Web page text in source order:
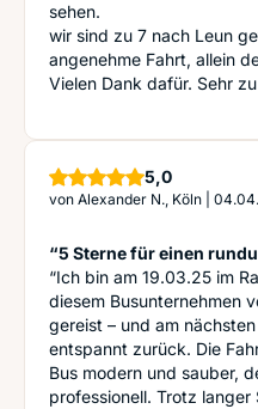
sehen.
wir sind zu 7 nach Leun
angenehme Fahrt, allein
Vielen Dank dafür. Sehr
5,0Sterne
von Alexander N., Köln
“5 Sterne für einen
“Ich bin am 19.03.25 im
diesem Busunternehmen
gereist – und am
entspannt zurück. Die
Bus modern und sauber,
professionell. Trotz